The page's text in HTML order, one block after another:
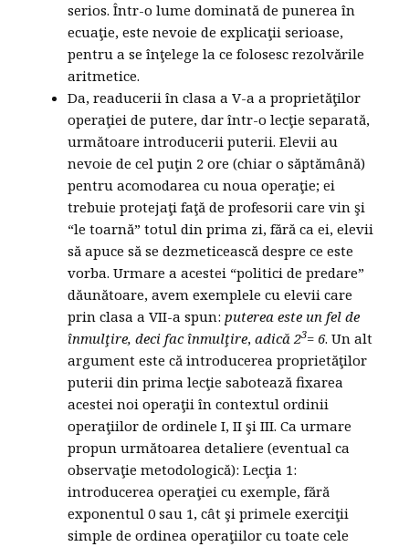
serios. Într-o lume dominată de punerea în
ecuaţie, este nevoie de explicaţii serioase,
pentru a se înţelege la ce folosesc rezolvările
aritmetice.
Da, readucerii în clasa a V-a a proprietăţilor
operaţiei de putere, dar într-o lecţie separată,
următoare introducerii puterii. Elevii au
nevoie de cel puţin 2 ore (chiar o săptămână)
pentru acomodarea cu noua operaţie; ei
trebuie protejaţi faţă de profesorii care vin şi
“le toarnă” totul din prima zi, fără ca ei, elevii
să apuce să se dezmeticească despre ce este
vorba. Urmare a acestei “politici de predare”
dăunătoare, avem exemplele cu elevii care
prin clasa a VII-a spun:puterea este un fel de
înmulţire, deci fac înmulţire,adică 23= 6. Un alt
argument este că introducerea proprietăţilor
puterii din prima lecţie sabotează fixarea
acestei noi operaţii în contextul ordinii
operaţiilor de ordinele I, II şi III. Ca urmare
propun următoarea detaliere (eventual ca
observaţie metodologică): Lecţia 1:
introducerea operaţiei cu exemple, fără
exponentul 0 sau 1, cât şi primele exerciţii
simple de ordinea operaţiilor cu toate cele